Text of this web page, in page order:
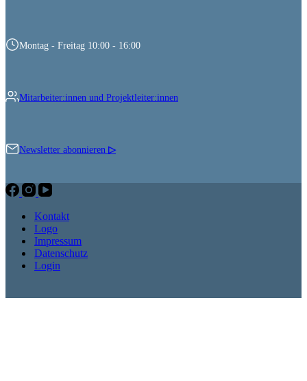
Montag - Freitag 10:00 - 16:00
Mitarbeiter:innen und Projektleiter:innen
Newsletter abonnieren ▷
Kontakt
Logo
Impressum
Datenschutz
Login